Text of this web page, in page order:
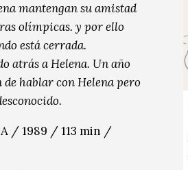
mantengan su amistad
olímpicas. y por ello
está cerrada.
atrás a Helena. Un año
hablar con Helena pero
/ 1989 / 113 min /